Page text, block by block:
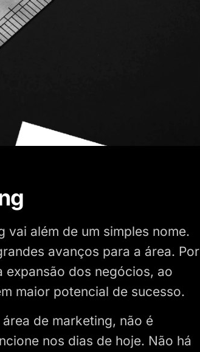
vai além de um simples nome.
avanços para a área. Por
expansão dos negócios, ao
maior potencial de sucesso.
de marketing, não é
nos dias de hoje. Não há